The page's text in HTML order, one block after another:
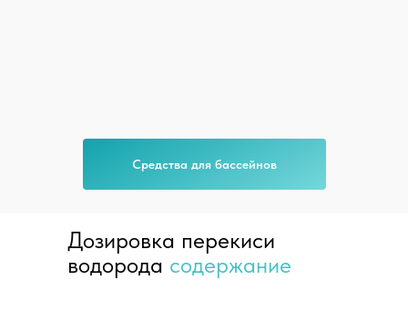
Средства для бассейнов
Дозировка перекиси
водорода содержание